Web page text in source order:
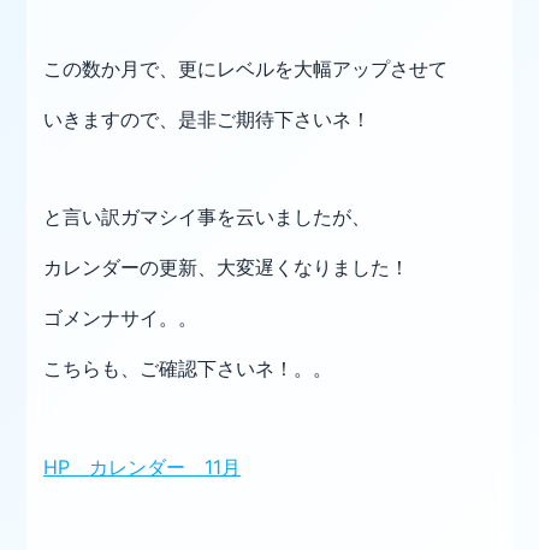
この数か月で、更にレベルを大幅アップさせて
いきますので、是非ご期待下さいネ！
と言い訳ガマシイ事を云いましたが、
カレンダーの更新、大変遅くなりました！
ゴメンナサイ。。
こちらも、ご確認下さいネ！。。
HP カレンダー 11月